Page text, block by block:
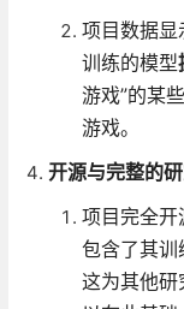
项目数据显
训练的模型
游戏”的某
游戏。
开源与完整的
项目完全开
包含了其训
这为其他研